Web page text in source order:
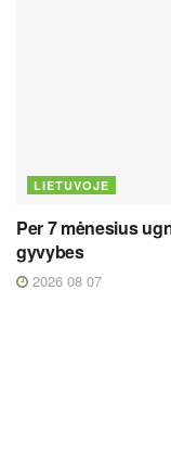
LIETUVOJE
Per 7 mėnesius
gyvybes
2026 08 07